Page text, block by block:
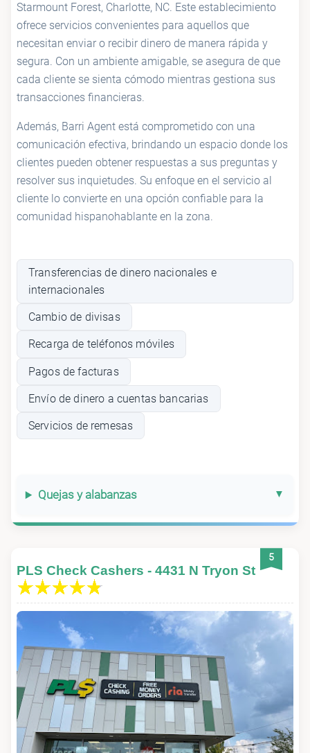
Starmount Forest, Charlotte, NC. Este establecimiento
ofrece servicios convenientes para aquellos que
necesitan enviar o recibir dinero de manera rápida y
segura. Con un ambiente amigable, se asegura de que
cada cliente se sienta cómodo mientras gestiona sus
transacciones financieras.
Además, Barri Agent está comprometido con una
comunicación efectiva, brindando un espacio donde los
clientes pueden obtener respuestas a sus preguntas y
resolver sus inquietudes. Su enfoque en el servicio al
cliente lo convierte en una opción confiable para la
comunidad hispanohablante en la zona.
Transferencias de dinero nacionales e
internacionales
Cambio de divisas
Recarga de teléfonos móviles
Pagos de facturas
Envío de dinero a cuentas bancarias
Servicios de remesas
Quejas y alabanzas
5
PLS Check Cashers - 4431 N Tryon St